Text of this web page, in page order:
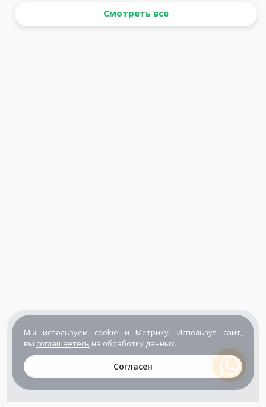
Смотреть все
Мы используем cookie и Метрику. Используя сайт,
вы соглашаетесь на обработку данных.
Согласен